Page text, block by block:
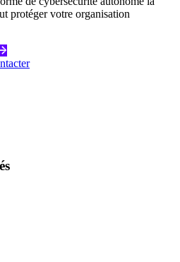
protéger votre organisation